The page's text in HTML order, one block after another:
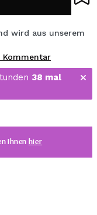
wird aus unserem
Kommentar
38 mal
Ihnen hier